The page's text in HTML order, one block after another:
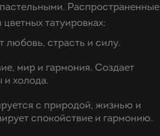
Распространенные
татуировках:
любовь, страсть и силу.
мир и гармония. Создает
холода.
с природой, жизнью и
спокойствие и гармонию.